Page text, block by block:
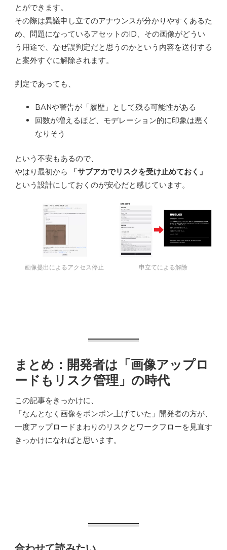
とができます。
その際は異議申し立てのアナウンスが分かりやすくあるた
め、問題になっているアセットのID、その画像がどうい
う用途で、なぜ誤判定だと思うのかという内容を送付する
と案外すぐに解除されます。
判定であっても、
BANや警告が「履歴」として残る可能性がある
回数が増えるほど、モデレーション的に印象は悪く
なりそう
という不安もあるので、
やはり最初から
「サブアカでリスクを受け止めておく」
という設計にしておくのが安心だと感じています。
画像提出によるアクセス停止 申立てによる解除
まとめ：開発者は「画像アップロ
ードもリスク管理」の時代
この記事をきっかけに、
「なんとなく画像をポンポン上げていた」開発者の方が、
一度アップロードまわりのリスクとワークフローを見直す
きっかけになればと思います。